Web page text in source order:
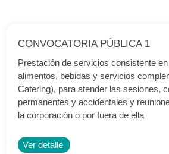
CONVOCATORIA PÚBLICA 1
Prestación de servicios consistente
alimentos, bebidas y servicios
Catering), para atender las sesiones,
permanentes y accidentales y
la corporación o por fuera de ella
Ver detalle